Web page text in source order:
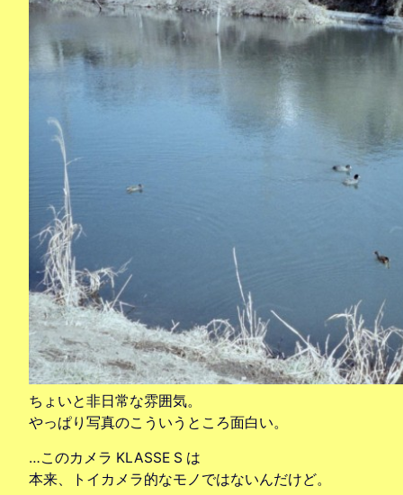
ちょいと非日常な雰囲気。
やっぱり写真のこういうところ面白い。
…このカメラ KLASSE S は
本来、トイカメラ的なモノではないんだけど。